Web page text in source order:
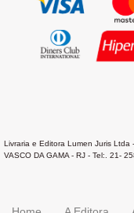
Livraria e Editora Lumen Juris
VASCO DA GAMA - RJ - Tel:. 21-